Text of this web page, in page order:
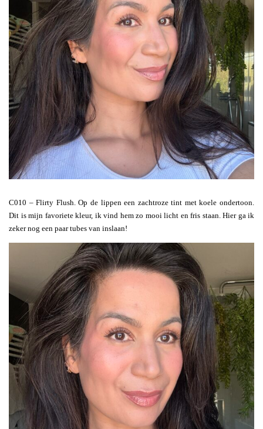
C010 – Flirty Flush. Op de lippen een zachtroze tint met koele ondertoon.
Dit is mijn favoriete kleur, ik vind hem zo mooi licht en fris staan. Hier ga ik
zeker nog een paar tubes van inslaan!